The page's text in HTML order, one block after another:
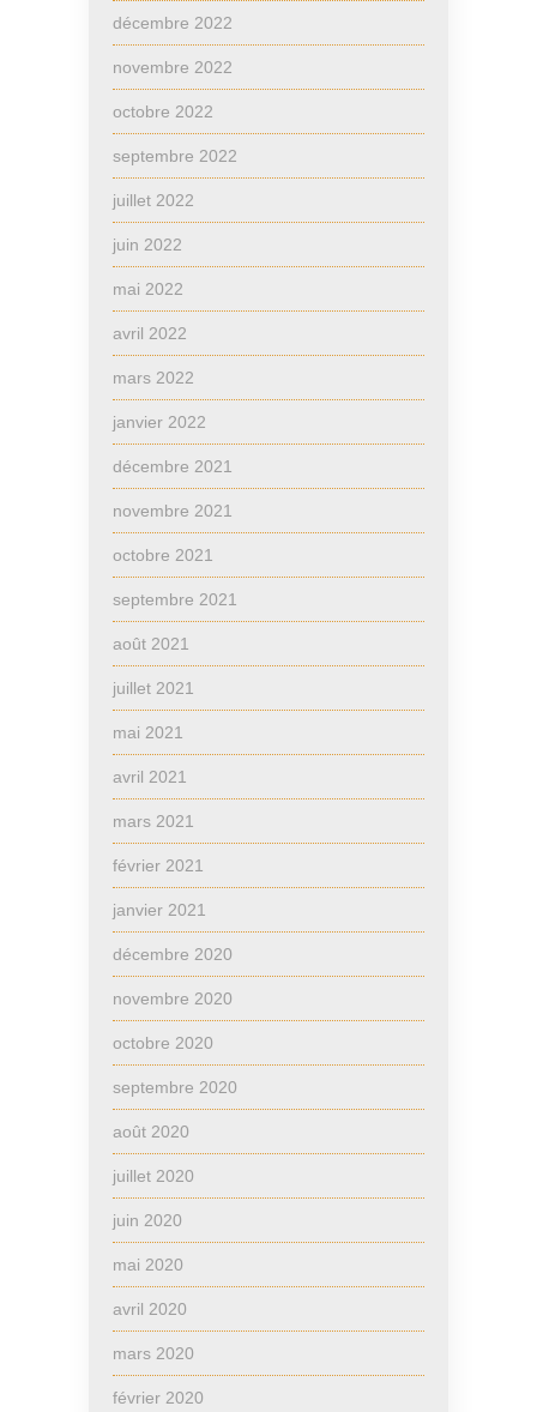
décembre 2022
novembre 2022
octobre 2022
septembre 2022
juillet 2022
juin 2022
mai 2022
avril 2022
mars 2022
janvier 2022
décembre 2021
novembre 2021
octobre 2021
septembre 2021
août 2021
juillet 2021
mai 2021
avril 2021
mars 2021
février 2021
janvier 2021
décembre 2020
novembre 2020
octobre 2020
septembre 2020
août 2020
juillet 2020
juin 2020
mai 2020
avril 2020
mars 2020
février 2020